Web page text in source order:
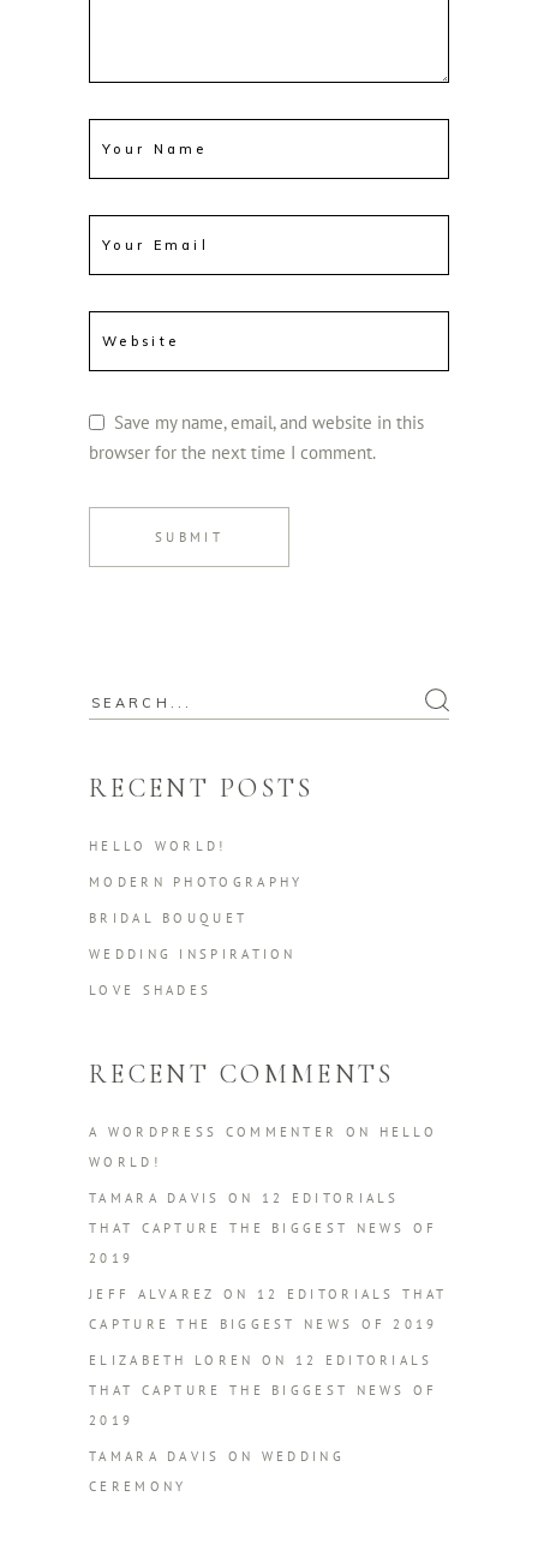
Save my name, email, and website in this
browser for the next time I comment.
SUBMIT
Search
RECENT POSTS
HELLO WORLD!
MODERN PHOTOGRAPHY
BRIDAL BOUQUET
WEDDING INSPIRATION
LOVE SHADES
RECENT COMMENTS
A WORDPRESS COMMENTER ON
HELLO
WORLD!
TAMARA DAVIS ON 12 EDITORIALS
THAT CAPTURE THE BIGGEST NEWS OF
2019
JEFF ALVAREZ ON 12 EDITORIALS THAT
CAPTURE THE BIGGEST NEWS OF 2019
ELIZABETH LOREN ON 12 EDITORIALS
THAT CAPTURE THE BIGGEST NEWS OF
2019
TAMARA DAVIS ON WEDDING
CEREMONY